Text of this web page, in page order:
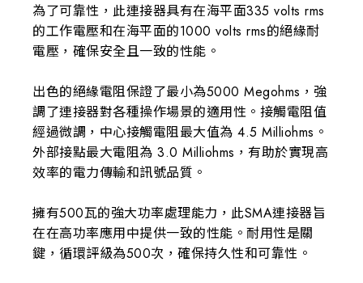
為了可靠性，此連接器具有在海平面335 volts rms
的工作電壓和在海平面的1000 volts rms的絕緣耐
電壓，確保安全且一致的性能。
出色的絕緣電阻保證了最小為5000 Megohms，強
調了連接器對各種操作場景的適用性。接觸電阻值
經過微調，中心接觸電阻最大值為 4.5 Milliohms。
外部接點最大電阻為 3.0 Milliohms，有助於實現高
效率的電力傳輸和訊號品質。
擁有500瓦的強大功率處理能力，此SMA連接器旨
在在高功率應用中提供一致的性能。耐用性是關
鍵，循環評級為500次，確保持久性和可靠性。